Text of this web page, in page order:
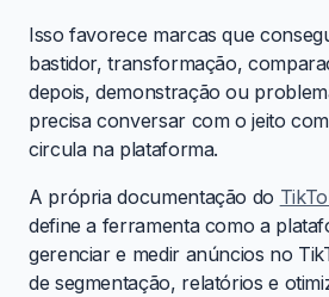
Isso favorece marcas que
bastidor, transformação,
depois, demonstração ou
precisa conversar com o jeito
circula na plataforma.
A própria documentação do
define a ferramenta como a
gerenciar e medir anúncios no
de segmentação, relatórios e